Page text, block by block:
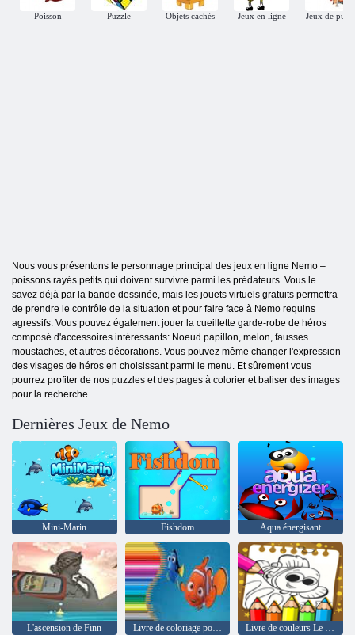
Poisson Puzzle Objets cachés Jeux en ligne Jeux de
Nous vous présentons le personnage principal des jeux en ligne Nemo –
poissons rayés petits qui doivent survivre parmi les prédateurs. Vous le
savez déjà par la bande dessinée, mais les jouets virtuels gratuits permettra
de prendre le contrôle de la situation et pour faire face à Nemo requins
agressifs. Vous pouvez également jouer la cueillette garde-robe de héros
composé d'accessoires intéressants: Noeud papillon, melon, fausses
moustaches, et autres décorations. Vous pouvez même changer l'expression
des visages de héros en choisissant parmi le menu. Et sûrement vous
pourrez profiter de nos puzzles et des pages à colorier et baliser des images
pour la recherche.
Dernières Jeux de Nemo
Mini-Marin Fishdom Aqua énergisant
L'ascension de Finn Livre de coloriage pour trouver Nemo Livre de couleurs Le Monde de Nemo